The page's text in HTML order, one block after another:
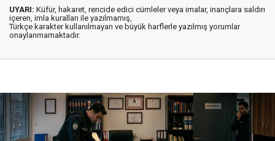
UYARI: Küfür, hakaret, rencide edici cümleler veya imalar, inançlara saldırı
içeren, imla kuralları ile yazılmamış,
Türkçe karakter kullanılmayan ve büyük harflerle yazılmış yorumlar
onaylanmamaktadır.